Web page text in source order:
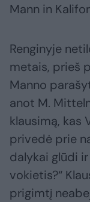
Mann in
Renginyje
metais, prieš
Manno
anot M.
klausimą, kas
privedė prie
dalykai glūdi
vokietis?“
prigimtį